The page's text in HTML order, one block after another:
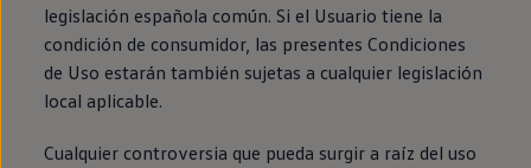
legislación española común. Si el Usuario tiene la
condición de consumidor, las presentes Condiciones
de Uso estarán también sujetas a cualquier legislación
local aplicable.
Cualquier controversia que pueda surgir a raíz del uso